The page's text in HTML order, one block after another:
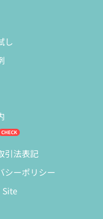
し
引法表記
シーポリシー